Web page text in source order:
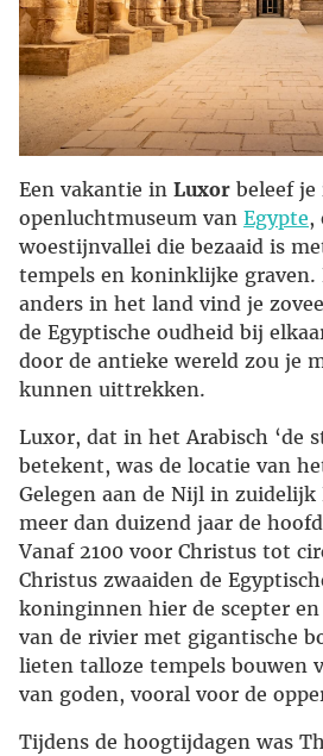
Een vakantie in Luxor beleef
openluchtmuseum van Egypte,
woestijnvallei die bezaaid is
tempels en koninklijke graven.
anders in het land vind je
de Egyptische oudheid bij
door de antieke wereld zou je
kunnen uittrekken.
Luxor, dat in het Arabisch ‘de
betekent, was de locatie van
Gelegen aan de Nijl in zuidelijk
meer dan duizend jaar de
Vanaf 2100 voor Christus tot
Christus zwaaiden de
koninginnen hier de scepter
van de rivier met gigantische
lieten talloze tempels bouwen
van goden, vooral voor de
Tijdens de hoogtijdagen was